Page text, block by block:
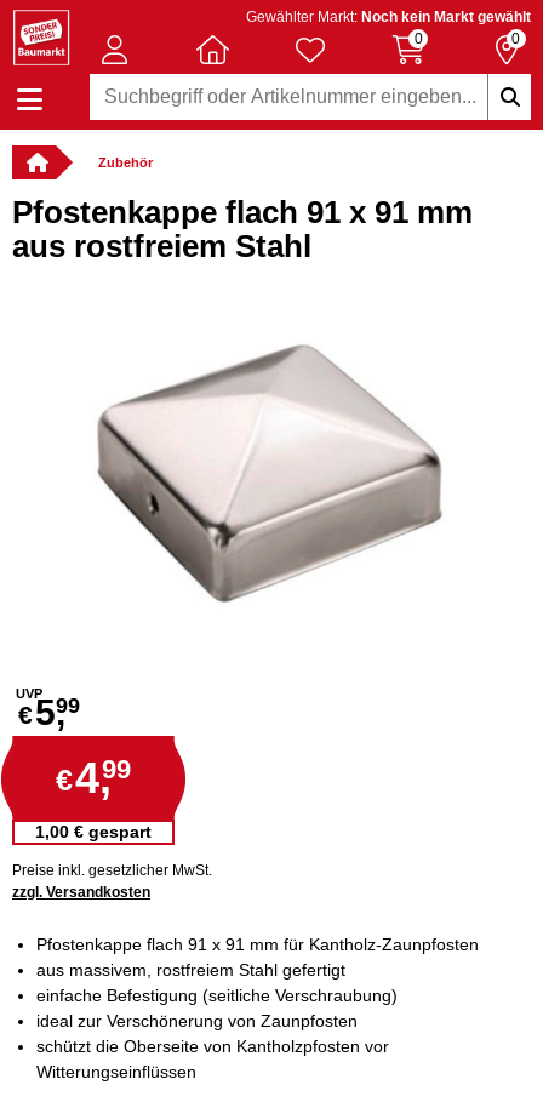
Gewählter Markt: Noch kein Markt gewählt
0
0
Zubehör
Pfostenkappe flach 91 x 91 mm
aus rostfreiem Stahl
UVP
€5,99
€4,99
1,00 € gespart
Preise inkl. gesetzlicher MwSt.
zzgl. Versandkosten
Pfostenkappe flach 91 x 91 mm für Kantholz-Zaunpfosten
aus massivem, rostfreiem Stahl gefertigt
einfache Befestigung (seitliche Verschraubung)
ideal zur Verschönerung von Zaunpfosten
schützt die Oberseite von Kantholzpfosten vor
Witterungseinflüssen